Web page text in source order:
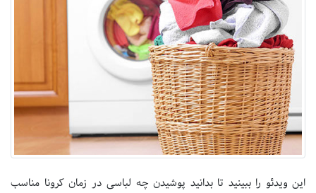
این ویدئو را ببینید تا بدانید پوشیدن چه لباسی در زمان کرونا مناسب